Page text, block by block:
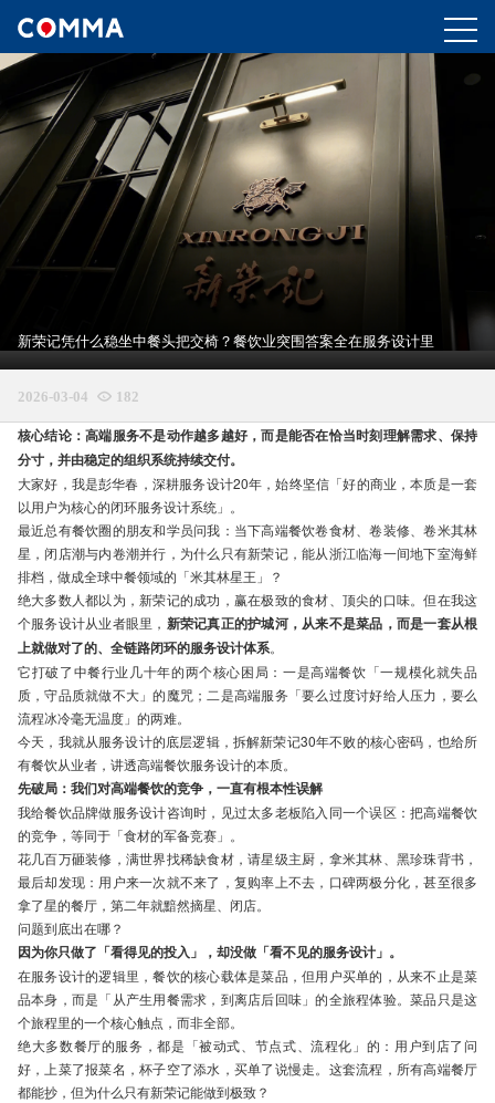
新荣记凭什么稳坐中餐头把交椅？餐饮业突围答案全在服务设计里
2026-03-04  182
核心结论：高端服务不是动作越多越好，而是能否在恰当时刻理解需求、保持
分寸，并由稳定的组织系统持续交付。
大家好，我是彭华春，深耕服务设计20年，始终坚信「好的商业，本质是一套
以用户为核心的闭环服务设计系统」。
最近总有餐饮圈的朋友和学员问我：当下高端餐饮卷食材、卷装修、卷米其林
星，闭店潮与内卷潮并行，为什么只有新荣记，能从浙江临海一间地下室海鲜
排档，做成全球中餐领域的「米其林星王」？
绝大多数人都以为，新荣记的成功，赢在极致的食材、顶尖的口味。但在我这
个服务设计从业者眼里， 新荣记真正的护城河，从来不是菜品，而是一套从根
上就做对了的、全链路闭环的服务设计体系。
它打破了中餐行业几十年的两个核心困局：一是高端餐饮「一规模化就失品
质，守品质就做不大」的魔咒；二是高端服务「要么过度讨好给人压力，要么
流程冰冷毫无温度」的两难。
今天，我就从服务设计的底层逻辑，拆解新荣记30年不败的核心密码，也给所
有餐饮从业者，讲透高端餐饮服务设计的本质。
先破局：我们对高端餐饮的竞争，一直有根本性误解
我给餐饮品牌做服务设计咨询时，见过太多老板陷入同一个误区：把高端餐饮
的竞争，等同于「食材的军备竞赛」。
花几百万砸装修，满世界找稀缺食材，请星级主厨，拿米其林、黑珍珠背书，
最后却发现：用户来一次就不来了，复购率上不去，口碑两极分化，甚至很多
拿了星的餐厅，第二年就黯然摘星、闭店。
问题到底出在哪？
因为你只做了「看得见的投入」，却没做「看不见的服务设计」。
在服务设计的逻辑里，餐饮的核心载体是菜品，但用户买单的，从来不止是菜
品本身，而是「从产生用餐需求，到离店后回味」的全旅程体验。菜品只是这
个旅程里的一个核心触点，而非全部。
绝大多数餐厅的服务，都是「被动式、节点式、流程化」的：用户到店了问
好，上菜了报菜名，杯子空了添水，买单了说慢走。这套流程，所有高端餐厅
都能抄，但为什么只有新荣记能做到极致？